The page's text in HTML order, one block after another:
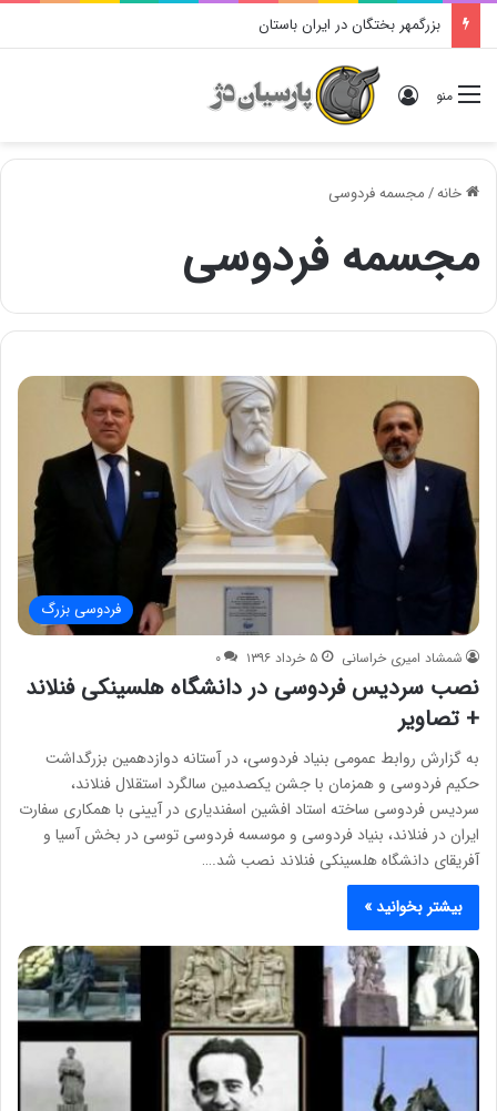
بزرگمهر بختگان در ایران باستان
منو ورود
خانه/مجسمه فردوسی
مجسمه فردوسی
فردوسی بزرگ
شمشاد امیری خراسانی ۵ خرداد ۱۳۹۶ ۰
نصب سردیس فردوسی در دانشگاه هلسینکی فنلاند
+ تصاویر
به گزارش روابط عمومی بنیاد فردوسی، در آستانه دوازدهمین بزرگداشت
حکیم فردوسی و همزمان با جشن یکصدمین سالگرد استقلال فنلاند،
سردیس فردوسی ساخته استاد افشین اسفندیاری در آیینی با همکاری سفارت
ایران در فنلاند، بنیاد فردوسی و موسسه فردوسی توسی در بخش آسیا و
آفریقای دانشگاه هلسینکی فنلاند نصب شد.…
بیشتر بخوانید »